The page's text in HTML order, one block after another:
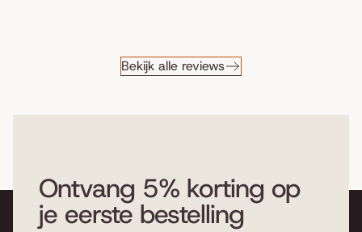
Bekijk alle reviews
Ontvang 5% korting op
je eerste bestelling